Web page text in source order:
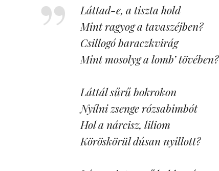
Láttad-e, a tiszta hold
Mint ragyog a tavaszéjben?
Csillogó baraczkvirág
Mint mosolyg a lomb’ tövében?
Láttál sűrű bokrokon
Nyílni zsenge rózsabimbót
Hol a nárcisz, liliom
Köröskörül dúsan nyillott?